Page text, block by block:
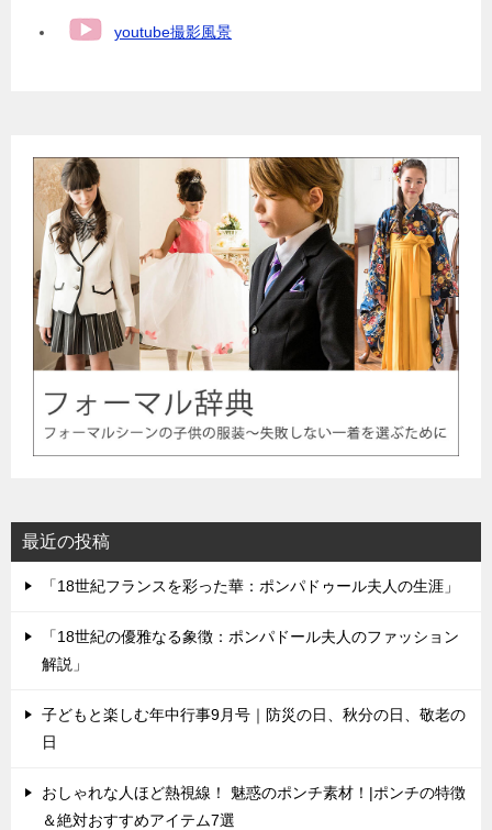
youtube撮影風景
最近の投稿
「18世紀フランスを彩った華：ポンパドゥール夫人の生涯」
「18世紀の優雅なる象徴：ポンパドール夫人のファッション
解説」
子どもと楽しむ年中行事9月号｜防災の日、秋分の日、敬老の
日
おしゃれな人ほど熱視線！ 魅惑のポンチ素材！|ポンチの特徴
＆絶対おすすめアイテム7選